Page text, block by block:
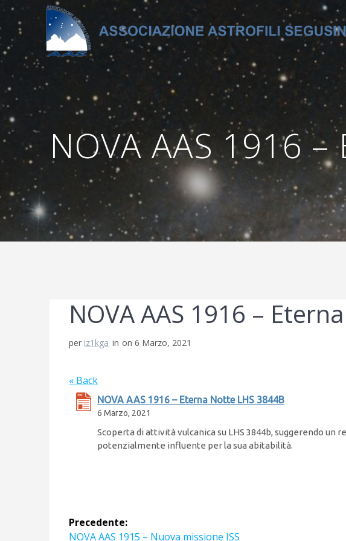
Salta
contenuto
NOVA AAS 1916
NOVA AAS 1916 –
per iz1kga in on 6 Marzo, 2021
« Back
NOVA AAS 1916 – Eterna Notte LHS 3844B
6 Marzo, 2021
Scoperta di attività vulcanica su LHS 3844b, suggerendo
potenzialmente influente per la sua abitabilità.
Navigazione
Precedente:
Articolo
NOVA AAS 1915 – Nuova missione ISS